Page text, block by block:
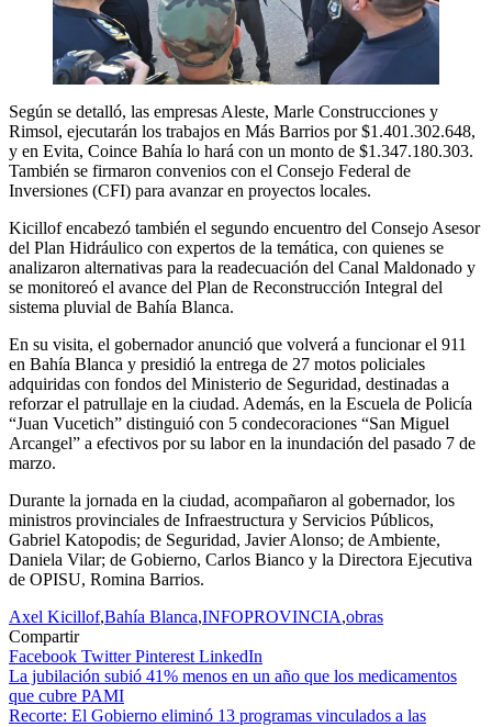
Según se detalló, las empresas Aleste, Marle Construcciones y
Rimsol, ejecutarán los trabajos en Más Barrios por $1.401.302.648,
y en Evita, Coince Bahía lo hará con un monto de $1.347.180.303.
También se firmaron convenios con el Consejo Federal de
Inversiones (CFI) para avanzar en proyectos locales.
Kicillof encabezó también el segundo encuentro del Consejo Asesor
del Plan Hidráulico con expertos de la temática, con quienes se
analizaron alternativas para la readecuación del Canal Maldonado y
se monitoreó el avance del Plan de Reconstrucción Integral del
sistema pluvial de Bahía Blanca.
En su visita, el gobernador anunció que volverá a funcionar el 911
en Bahía Blanca y presidió la entrega de 27 motos policiales
adquiridas con fondos del Ministerio de Seguridad, destinadas a
reforzar el patrullaje en la ciudad. Además, en la Escuela de Policía
“Juan Vucetich” distinguió con 5 condecoraciones “San Miguel
Arcangel” a efectivos por su labor en la inundación del pasado 7 de
marzo.
Durante la jornada en la ciudad, acompañaron al gobernador, los
ministros provinciales de Infraestructura y Servicios Públicos,
Gabriel Katopodis; de Seguridad, Javier Alonso; de Ambiente,
Daniela Vilar; de Gobierno, Carlos Bianco y la Directora Ejecutiva
de OPISU, Romina Barrios.
Axel Kicillof,Bahía Blanca,INFOPROVINCIA,obras
Compartir
Facebook TwitterPinterest LinkedIn
Navegación
de
La jubilación subió 41% menos en un año que los medicamentos
que cubre PAMI
Recorte: El Gobierno eliminó 13 programas vinculados a las